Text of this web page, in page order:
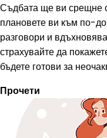
Съдбата ще ви срещне
плановете ви към по-
разговори и
страхувайте да
бъдете готови за
Прочети